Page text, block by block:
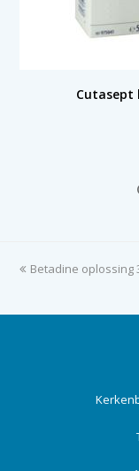
Cutasept
(
previous
Betadine oplossing